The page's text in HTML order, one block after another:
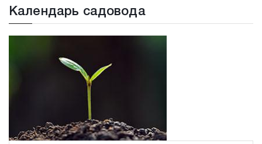
Календарь садовода